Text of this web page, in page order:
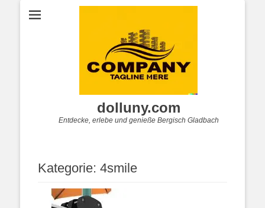
dolluny.com
Entdecke, erlebe und genieße Bergisch Gladbach
Kategorie: 4smile